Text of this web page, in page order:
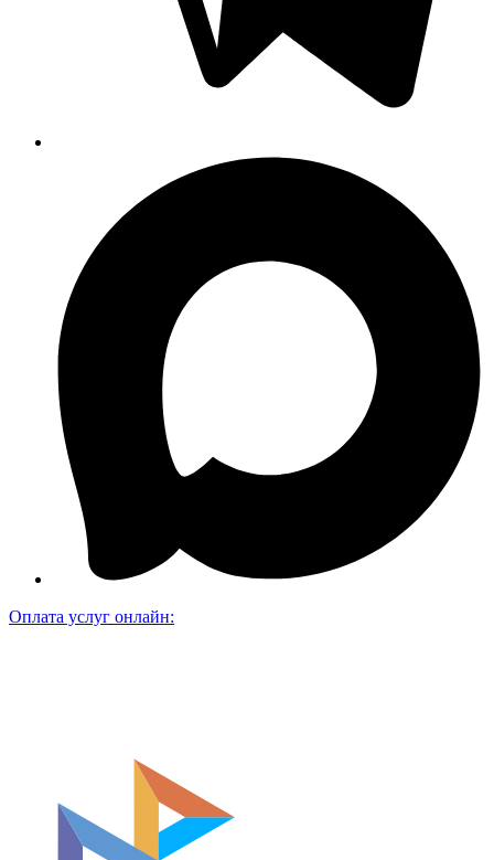
Оплата услуг онлайн: